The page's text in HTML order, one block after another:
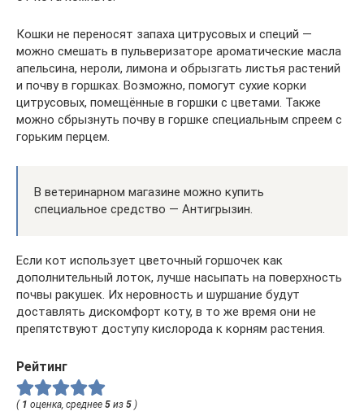
Кошки не переносят запаха цитрусовых и специй —
можно смешать в пульверизаторе ароматические масла
апельсина, нероли, лимона и обрызгать листья растений
и почву в горшках. Возможно, помогут сухие корки
цитрусовых, помещённые в горшки с цветами. Также
можно сбрызнуть почву в горшке специальным спреем с
горьким перцем.
В ветеринарном магазине можно купить
специальное средство — Антигрызин.
Если кот использует цветочный горшочек как
дополнительный лоток, лучше насыпать на поверхность
почвы ракушек. Их неровность и шуршание будут
доставлять дискомфорт коту, в то же время они не
препятствуют доступу кислорода к корням растения.
Рейтинг
( 1 оценка, среднее 5 из 5 )